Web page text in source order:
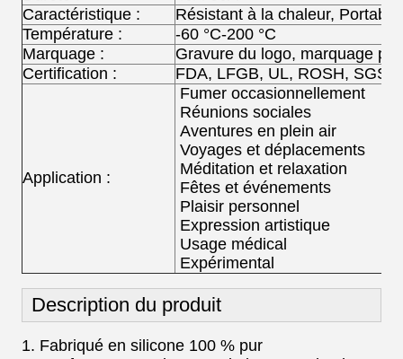
Caractéristique :
Résistant à la chaleur,
Température :
-60 °C-200 °C
Marquage :
Gravure du logo, marquage
Certification :
FDA, LFGB, UL, ROSH, SGS
Application :
Fumer occasionnellement
Réunions sociales
Aventures en plein air
Voyages et déplacements
Méditation et relaxation
Fêtes et événements
Plaisir personnel
Expression artistique
Usage médical
Expérimental
Description du produit
1. Fabriqué en silicone 100 % pur